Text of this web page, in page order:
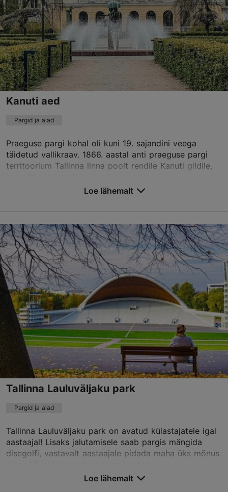
01.01–31.12
Tasuta
harju@visitestonia.com
TripAdvisor Traveler hinnang
põhineb10 hinnangul
Kanuti aed
Pargid ja aiad
Praeguse pargi kohal oli kuni 19. sajandini veega
täidetud vallikraav. 1866. aastal anti praeguse pargi
territoorium Tallinna linna poolt rendile Kanuti gildile,
Kanuti aed, Tallinn
Kesklinn
01.01–31.12
24h
01.01–31.12
Tasuta
Loe lähemalt
Tallinna Lauluväljaku park
Pargid ja aiad
Tallinna Lauluväljaku park on avatud külastajatele igal
aastaajal! Lisaks jalutamisele saab pargis mängida
discgolfi, vastavalt aastaajale pidada maha üks mõnus
Loe lähemalt